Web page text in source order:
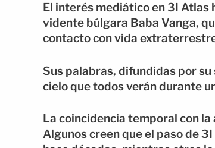
El interés mediático en 3I Atlas
vidente búlgara Baba Vanga,
contacto con vida
Sus palabras, difundidas por
cielo que todos verán durante
La coincidencia temporal con
Algunos creen que el paso de